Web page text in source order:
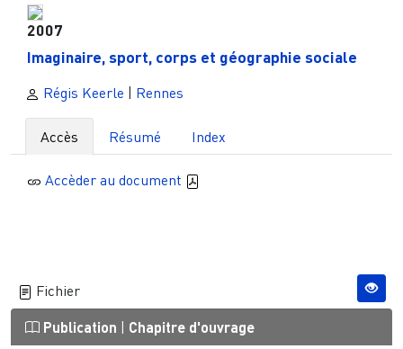
2007
Imaginaire, sport, corps et géographie sociale
Régis Keerle | Rennes
Accès Résumé Index
Accèder au document
Fichier
Publication Chapitre d'ouvrage